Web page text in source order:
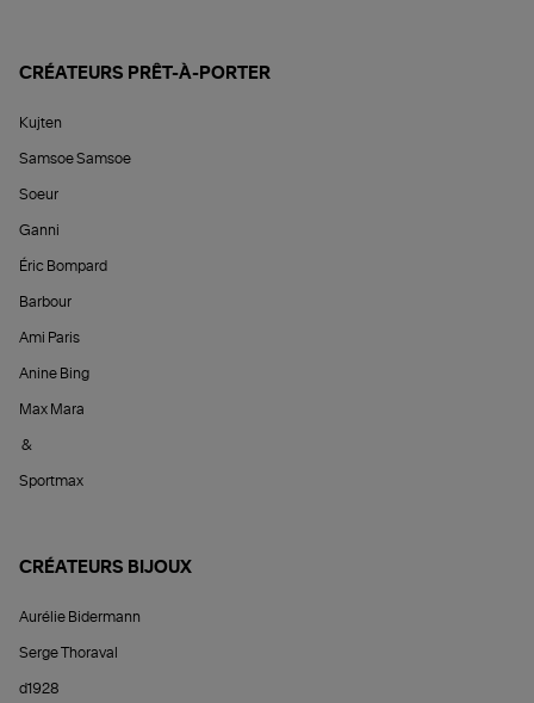
CRÉATEURS PRÊT-À-PORTER
Kujten
Samsoe Samsoe
Soeur
Ganni
Éric Bompard
Barbour
Ami Paris
Anine Bing
Max Mara
&
Sportmax
CRÉATEURS BIJOUX
Aurélie Bidermann
Serge Thoraval
d1928